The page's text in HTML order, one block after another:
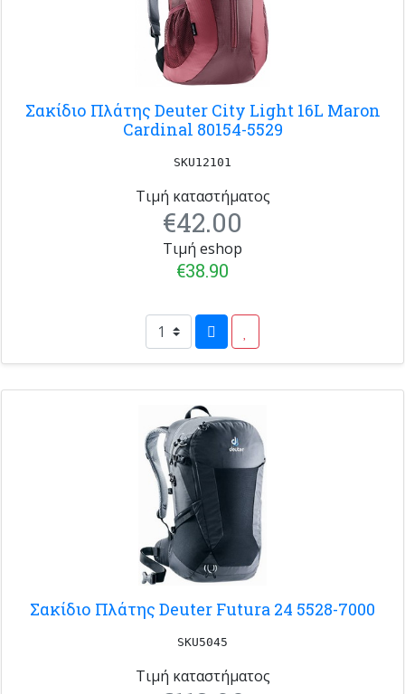
Σακίδιο Πλάτης Deuter City Light 16L Maron
Cardinal 80154-5529
SKU12101
Τιμή καταστήματος
€42.00
Τιμή eshop
€38.90
Σακίδιο Πλάτης Deuter Futura 24 5528-7000
SKU5045
Τιμή καταστήματος